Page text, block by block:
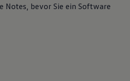
Notes, bevor Sie ein Software